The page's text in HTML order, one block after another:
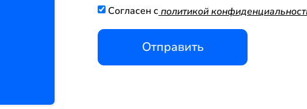
Согласен с политикой
Отправить